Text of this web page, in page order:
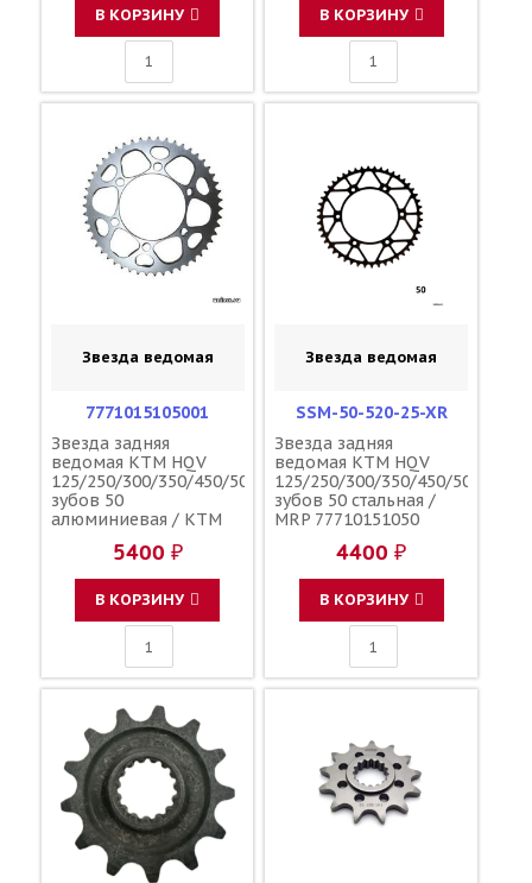
В КОРЗИНУ В КОРЗИНУ
Звезда ведомая
7771015105001
Звезда задняя
ведомая KTM HQV
125/250/300/350/450/500
зубов 50
алюминиевая / KTM
5400 ₽
В КОРЗИНУ
Звезда ведомая
SSM-50-520-25-XR
Звезда задняя
ведомая KTM HQV
125/250/300/350/450/500
зубов 50 стальная /
MRP 77710151050
4400 ₽
В КОРЗИНУ